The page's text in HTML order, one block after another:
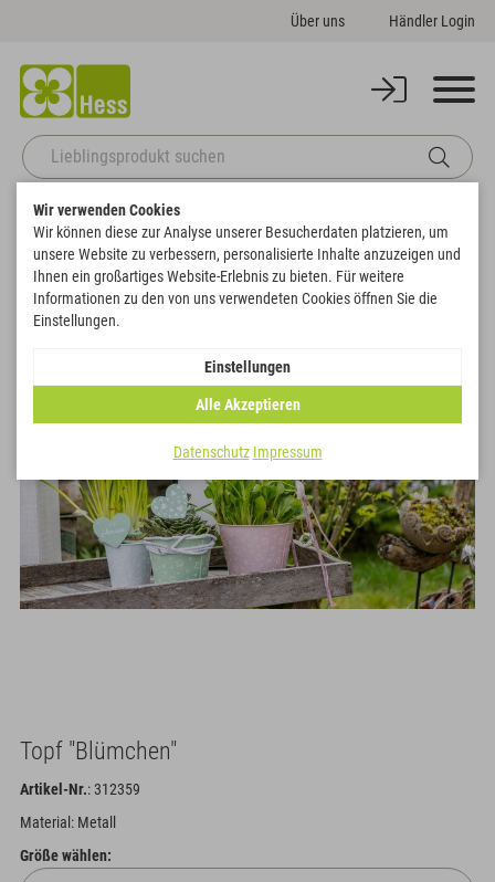
Über uns Händler Login
Startseite Themenwelten
Zurück zur Artikelübersicht
Topf "Blümchen"
Artikel-Nr.: 312359
Material: Metall
Größe wählen:
Wir verwenden Cookies
Wir können diese zur Analyse unserer Besucherdaten platzieren, um
unsere Website zu verbessern, personalisierte Inhalte anzuzeigen und
Ihnen ein großartiges Website-Erlebnis zu bieten. Für weitere
Informationen zu den von uns verwendeten Cookies öffnen Sie die
Einstellungen.
Einstellungen
Alle Akzeptieren
Datenschutz Impressum